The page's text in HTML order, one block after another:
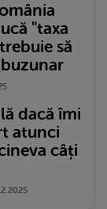
"taxa
să
dacă îmi
atunci
câți